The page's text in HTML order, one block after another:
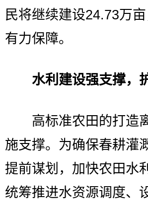
民将继续建设24.73万
有力保障。
水利建设强支撑，
高标准农田的打造
施支撑。为确保春耕灌
提前谋划，加快农田水
统筹推进水资源调度、